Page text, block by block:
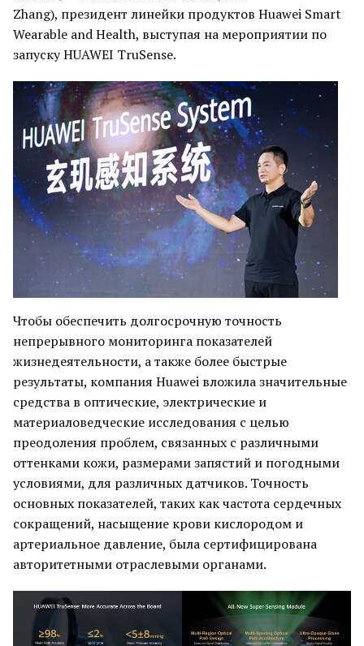
Zhang), президент линейки продуктов Huawei Smart
Wearable and Health, выступая на мероприятии по
запуску HUAWEI TruSense.
Чтобы обеспечить долгосрочную точность
непрерывного мониторинга показателей
жизнедеятельности, а также более быстрые
результаты, компания Huawei вложила значительные
средства в оптические, электрические и
материаловедческие исследования с целью
преодоления проблем, связанных с различными
оттенками кожи, размерами запястий и погодными
условиями, для различных датчиков. Точность
основных показателей, таких как частота сердечных
сокращений, насыщение крови кислородом и
артериальное давление, была сертифицирована
авторитетными отраслевыми органами.